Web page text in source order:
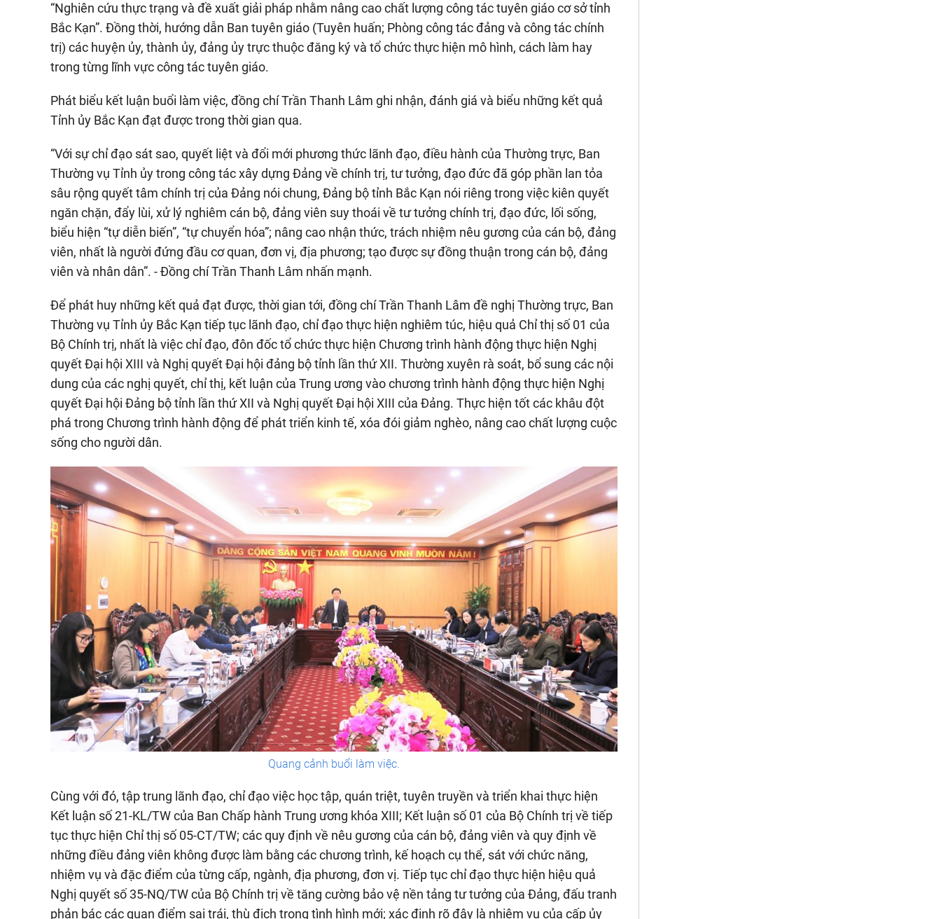
“Nghiên cứu thực trạng và đề xuất giải pháp nhằm nâng cao chất lượng công tác tuyên giáo cơ sở tỉnh
Bắc Kạn”. Đồng thời, hướng dẫn Ban tuyên giáo (Tuyên huấn; Phòng công tác đảng và công tác chính
trị) các huyện ủy, thành ủy, đảng ủy trực thuộc đăng ký và tổ chức thực hiện mô hình, cách làm hay
trong từng lĩnh vực công tác tuyên giáo.
Phát biểu kết luận buổi làm việc, đồng chí Trần Thanh Lâm ghi nhận, đánh giá và biểu những kết quả
Tỉnh ủy Bắc Kạn đạt được trong thời gian qua.
“Với sự chỉ đạo sát sao, quyết liệt và đổi mới phương thức lãnh đạo, điều hành của Thường trực, Ban
Thường vụ Tỉnh ủy trong công tác xây dựng Đảng về chính trị, tư tưởng, đạo đức đã góp phần lan tỏa
sâu rộng quyết tâm chính trị của Đảng nói chung, Đảng bộ tỉnh Bắc Kạn nói riêng trong việc kiên quyết
ngăn chặn, đẩy lùi, xử lý nghiêm cán bộ, đảng viên suy thoái về tư tưởng chính trị, đạo đức, lối sống,
biểu hiện “tự diễn biến”, “tự chuyển hóa”; nâng cao nhận thức, trách nhiệm nêu gương của cán bộ, đảng
viên, nhất là người đứng đầu cơ quan, đơn vị, địa phương; tạo được sự đồng thuận trong cán bộ, đảng
viên và nhân dân”. - Đồng chí Trần Thanh Lâm nhấn mạnh.
Để phát huy những kết quả đạt được, thời gian tới, đồng chí Trần Thanh Lâm đề nghị Thường trực, Ban
Thường vụ Tỉnh ủy Bắc Kạn tiếp tục lãnh đạo, chỉ đạo thực hiện nghiêm túc, hiệu quả Chỉ thị số 01 của
Bộ Chính trị, nhất là việc chỉ đạo, đôn đốc tổ chức thực hiện Chương trình hành động thực hiện Nghị
quyết Đại hội XIII và Nghị quyết Đại hội đảng bộ tỉnh lần thứ XII. Thường xuyên rà soát, bổ sung các nội
dung của các nghị quyết, chỉ thị, kết luận của Trung ương vào chương trình hành động thực hiện Nghị
quyết Đại hội Đảng bộ tỉnh lần thứ XII và Nghị quyết Đại hội XIII của Đảng. Thực hiện tốt các khâu đột
phá trong Chương trình hành động để phát triển kinh tế, xóa đói giảm nghèo, nâng cao chất lượng cuộc
sống cho người dân.
Quang cảnh buổi làm việc.
Cùng với đó, tập trung lãnh đạo, chỉ đạo việc học tập, quán triệt, tuyên truyền và triển khai thực hiện
Kết luận số 21-KL/TW của Ban Chấp hành Trung ương khóa XIII; Kết luận số 01 của Bộ Chính trị về tiếp
tục thực hiện Chỉ thị số 05-CT/TW; các quy định về nêu gương của cán bộ, đảng viên và quy định về
những điều đảng viên không được làm bằng các chương trình, kế hoạch cụ thể, sát với chức năng,
nhiệm vụ và đặc điểm của từng cấp, ngành, địa phương, đơn vị. Tiếp tục chỉ đạo thực hiện hiệu quả
Nghị quyết số 35-NQ/TW của Bộ Chính trị về tăng cường bảo vệ nền tảng tư tưởng của Đảng, đấu tranh
phản bác các quan điểm sai trái, thù địch trong tình hình mới; xác định rõ đây là nhiệm vụ của cấp ủy